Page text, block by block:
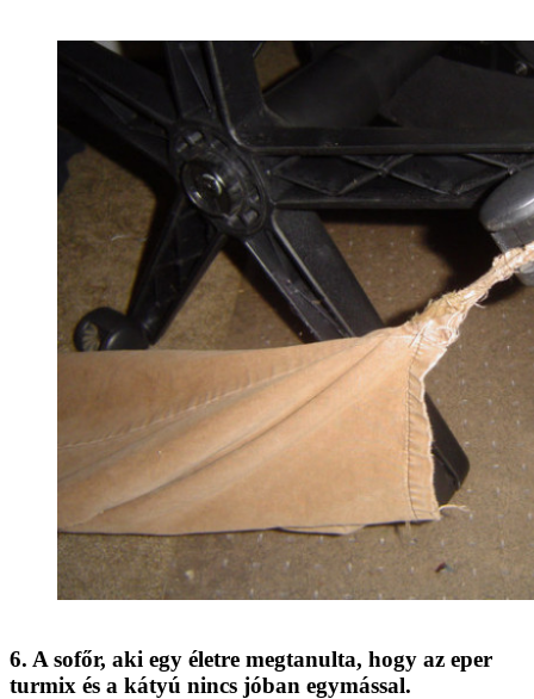
6. A sofőr, aki egy életre megtanulta, hogy az eper
turmix és a kátyú nincs jóban egymással.